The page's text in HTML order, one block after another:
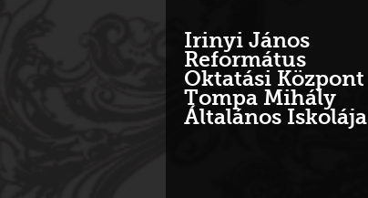
Irinyi János
Református
Oktatási Központ
Tompa Mihály
Általános Iskolája